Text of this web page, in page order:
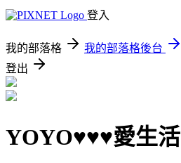
登入
我的部落格 我的部落格後台
登出
YOYO♥♥♥愛生活